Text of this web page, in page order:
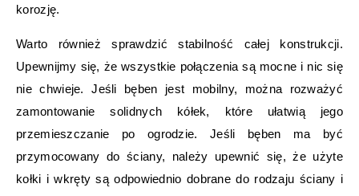
korozję.
Warto również sprawdzić stabilność całej konstrukcji.
Upewnijmy się, że wszystkie połączenia są mocne i nic się
nie chwieje. Jeśli bęben jest mobilny, można rozważyć
zamontowanie solidnych kółek, które ułatwią jego
przemieszczanie po ogrodzie. Jeśli bęben ma być
przymocowany do ściany, należy upewnić się, że użyte
kołki i wkręty są odpowiednio dobrane do rodzaju ściany i